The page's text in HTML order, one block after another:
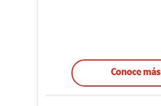
Conoce más